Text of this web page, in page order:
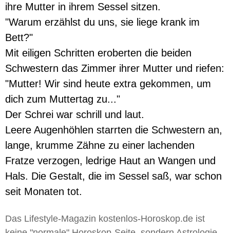
ihre Mutter in ihrem Sessel sitzen.
"Warum erzählst du uns, sie liege krank im
Bett?"
Mit eiligen Schritten eroberten die beiden
Schwestern das Zimmer ihrer Mutter und riefen:
"Mutter! Wir sind heute extra gekommen, um
dich zum Muttertag zu..."
Der Schrei war schrill und laut.
Leere Augenhöhlen starrten die Schwestern an,
lange, krumme Zähne zu einer lachenden
Fratze verzogen, ledrige Haut an Wangen und
Hals. Die Gestalt, die im Sessel saß, war schon
seit Monaten tot.
Das Lifestyle-Magazin kostenlos-Horoskop.de ist